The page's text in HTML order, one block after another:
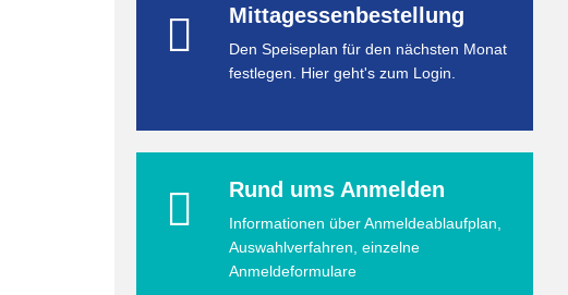
Mittagessenbestellung
Den Speiseplan für den nächsten Monat
festlegen. Hier geht's zum Login.
Rund ums Anmelden
Informationen über Anmeldeablaufplan,
Auswahlverfahren, einzelne
Anmeldeformulare